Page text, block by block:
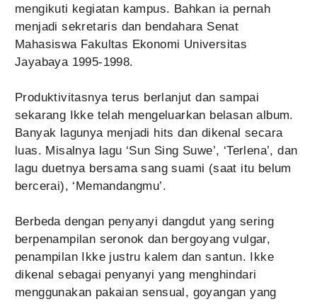
mengikuti kegiatan kampus. Bahkan ia pernah
menjadi sekretaris dan bendahara Senat
Mahasiswa Fakultas Ekonomi Universitas
Jayabaya 1995-1998.
Produktivitasnya terus berlanjut dan sampai
sekarang Ikke telah mengeluarkan belasan album.
Banyak lagunya menjadi hits dan dikenal secara
luas. Misalnya lagu ‘Sun Sing Suwe’, ‘Terlena’, dan
lagu duetnya bersama sang suami (saat itu belum
bercerai), ‘Memandangmu’.
Berbeda dengan penyanyi dangdut yang sering
berpenampilan seronok dan bergoyang vulgar,
penampilan Ikke justru kalem dan santun. Ikke
dikenal sebagai penyanyi yang menghindari
menggunakan pakaian sensual, goyangan yang